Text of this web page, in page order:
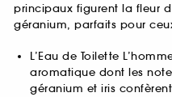
principaux figurent la fleur
géranium, parfaits pour
L’Eau de Toilette
aromatique dont les
géranium et iris